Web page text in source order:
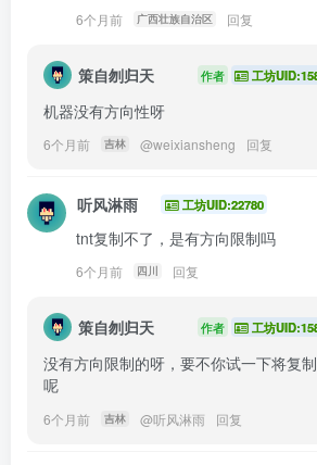
6个月前 广西壮族自治区 回复
策自刎归天 作者 工坊
机器没有方向性呀
6个月前 吉林 @weixiansheng 回复
听风淋雨 工坊UID:22780
tnt复制不了，是有方向限制吗
6个月前 四川 回复
策自刎归天 作者 工坊
没有方向限制的呀，要不你试一下将复
呢
6个月前 吉林 @听风淋雨 回复